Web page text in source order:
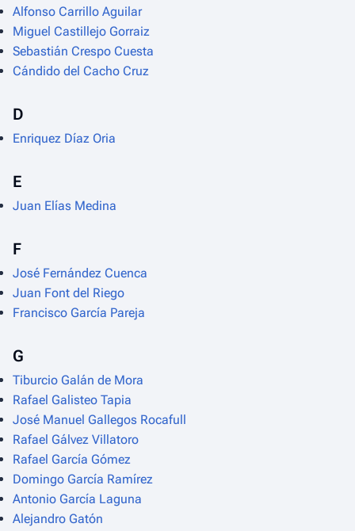
Alfonso Carrillo Aguilar
Miguel Castillejo Gorraiz
Sebastián Crespo Cuesta
Cándido del Cacho Cruz
D
Enriquez Díaz Oria
E
Juan Elías Medina
F
José Fernández Cuenca
Juan Font del Riego
Francisco García Pareja
G
Tiburcio Galán de Mora
Rafael Galisteo Tapia
José Manuel Gallegos Rocafull
Rafael Gálvez Villatoro
Rafael García Gómez
Domingo García Ramírez
Antonio García Laguna
Alejandro Gatón